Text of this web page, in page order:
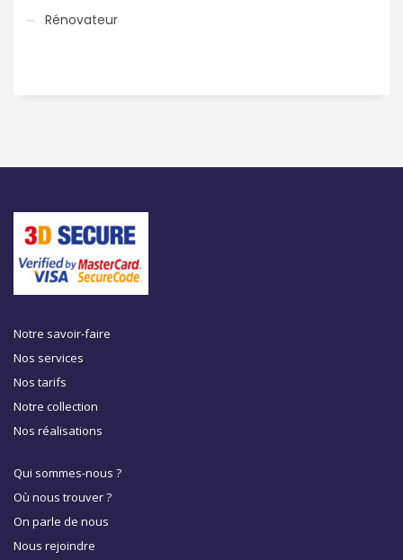
Rénovateur
Notre savoir-faire
Nos services
Nos tarifs
Notre collection
Nos réalisations
Qui sommes-nous ?
Où nous trouver ?
On parle de nous
Nous rejoindre